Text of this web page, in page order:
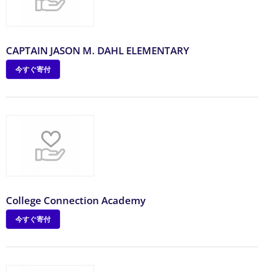
CAPTAIN JASON M. DAHL ELEMENTARY
今すぐ寄付
College Connection Academy
今すぐ寄付